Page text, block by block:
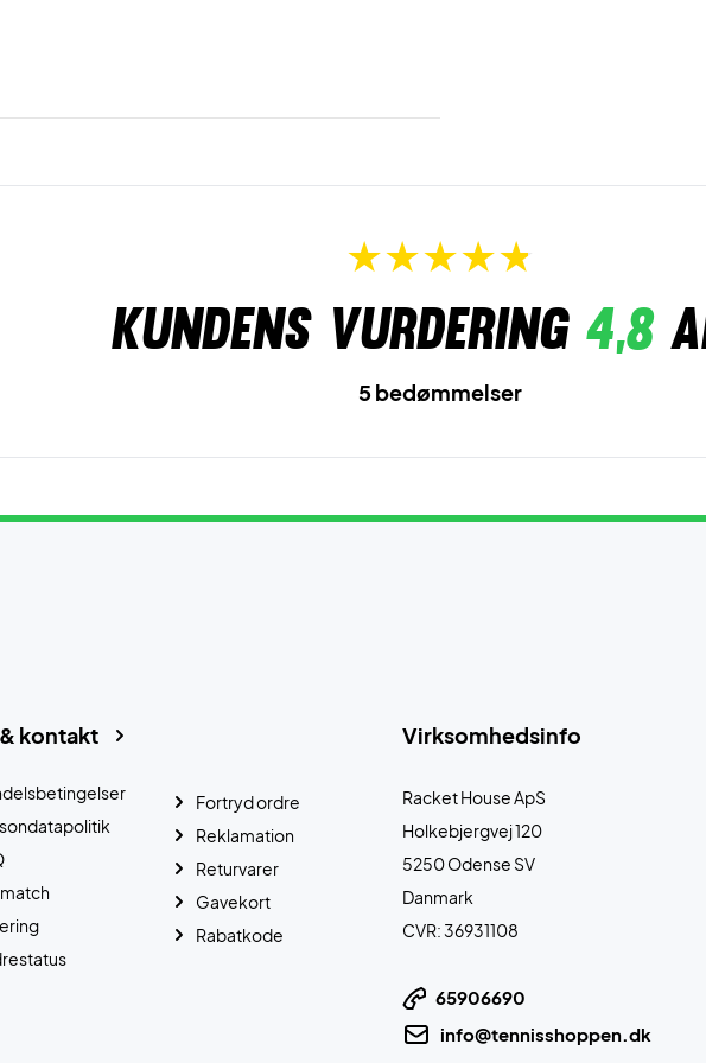
Kundens vurdering 4,8
5 bedømmelser
Virksomhedsinfo
Racket House ApS
Holkebjergvej 120
5250 Odense SV
Danmark
CVR: 36931108
65906690
info@tennisshoppen.dk
kontakt
Fortryd ordre
Reklamation
Returvarer
Gavekort
Rabatkode